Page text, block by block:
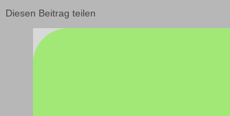
Diesen Beitrag teilen